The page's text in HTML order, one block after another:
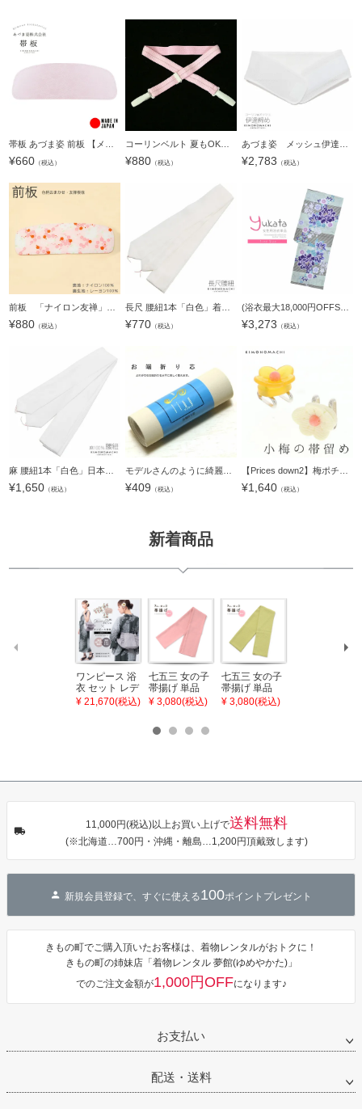
¥660 （税込） ¥880 （税込） ¥2,783 （税込）
¥880 （税込） ¥770 （税込）
(浴衣最大18,000円OFFSALE8/13迄)【Prices down2】浴衣 レディース 単品 「ミント 牡丹と撫子」 フリーサイズ yukata 【メール便不可】
¥3,273 （税込）
¥1,650 （税込） ¥409 （税込） ¥1,640（税込）
新着商品
ワンピース 浴
衣 セット レデ
ィース 吸水速
タン・夜の葉
チューリッ
カシュクール
ワンピース 簡
単着付け 大人
¥ 21,670(税込)
七五三 女の子
帯揚げ 単品
「灰桃色」日
びあげ 和装 着
【メール便不
¥ 3,080(税込)
七五三 女の子
帯揚げ 単品
「若葉色」日
【メール便不
¥ 3,080(税込)
【メール便不
11,000円(税込)以上お買い上げで送料無料
(※北海道…700円・沖縄・離島…1,200円頂戴致します)
新規会員登録で、すぐに使える100ポイントプレゼント
きもの町でご購入頂いたお客様は、着物レンタルがおトクに！
きもの町の姉妹店「着物レンタル 夢館(ゆめやかた)」
でのご注文金額が1,000円OFFになります♪
お支払い
配送・送料